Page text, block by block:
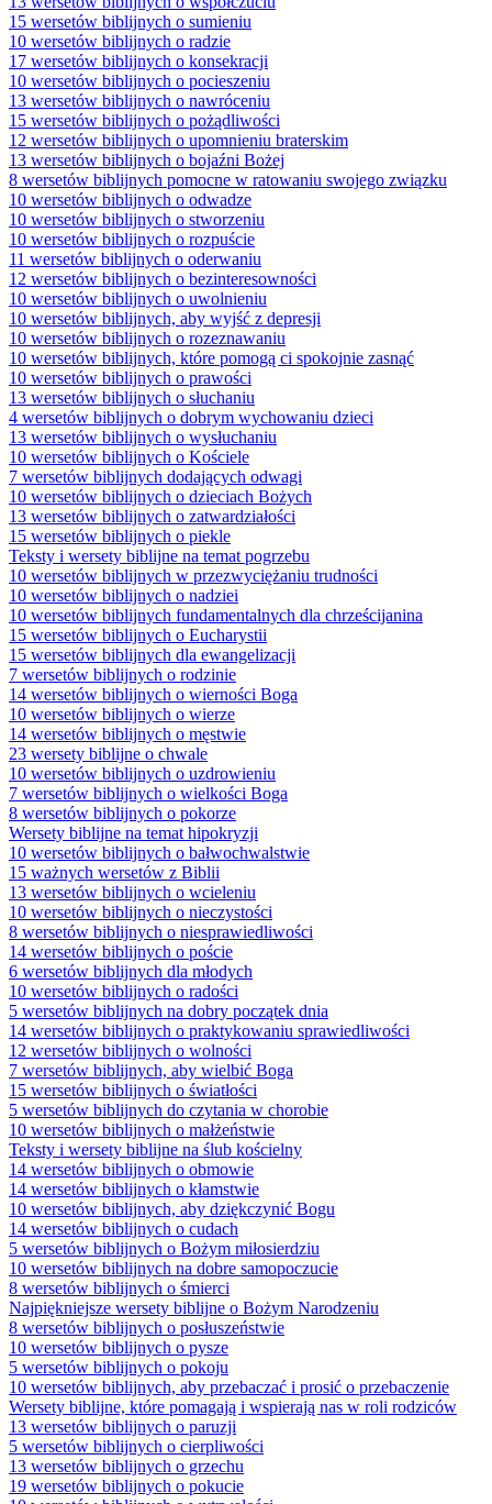
15 wersetów biblijnych o sumieniu
10 wersetów biblijnych o radzie
17 wersetów biblijnych o konsekracji
10 wersetów biblijnych o pocieszeniu
13 wersetów biblijnych o nawróceniu
15 wersetów biblijnych o pożądliwości
12 wersetów biblijnych o upomnieniu braterskim
13 wersetów biblijnych o bojaźni Bożej
8 wersetów biblijnych pomocne w ratowaniu swojego związku
10 wersetów biblijnych o odwadze
10 wersetów biblijnych o stworzeniu
10 wersetów biblijnych o rozpuście
11 wersetów biblijnych o oderwaniu
12 wersetów biblijnych o bezinteresowności
10 wersetów biblijnych o uwolnieniu
10 wersetów biblijnych, aby wyjść z depresji
10 wersetów biblijnych o rozeznawaniu
10 wersetów biblijnych, które pomogą ci spokojnie zasnąć
10 wersetów biblijnych o prawości
13 wersetów biblijnych o słuchaniu
4 wersetów biblijnych o dobrym wychowaniu dzieci
13 wersetów biblijnych o wysłuchaniu
10 wersetów biblijnych o Kościele
7 wersetów biblijnych dodających odwagi
10 wersetów biblijnych o dzieciach Bożych
13 wersetów biblijnych o zatwardziałości
15 wersetów biblijnych o piekle
Teksty i wersety biblijne na temat pogrzebu
10 wersetów biblijnych w przezwyciężaniu trudności
10 wersetów biblijnych o nadziei
10 wersetów biblijnych fundamentalnych dla chrześcijanina
15 wersetów biblijnych o Eucharystii
15 wersetów biblijnych dla ewangelizacji
7 wersetów biblijnych o rodzinie
14 wersetów biblijnych o wierności Boga
10 wersetów biblijnych o wierze
14 wersetów biblijnych o męstwie
23 wersety biblijne o chwale
10 wersetów biblijnych o uzdrowieniu
7 wersetów biblijnych o wielkości Boga
8 wersetów biblijnych o pokorze
Wersety biblijne na temat hipokryzji
10 wersetów biblijnych o bałwochwalstwie
15 ważnych wersetów z Biblii
13 wersetów biblijnych o wcieleniu
10 wersetów biblijnych o nieczystości
8 wersetów biblijnych o niesprawiedliwości
14 wersetów biblijnych o poście
6 wersetów biblijnych dla młodych
10 wersetów biblijnych o radości
5 wersetów biblijnych na dobry początek dnia
14 wersetów biblijnych o praktykowaniu sprawiedliwości
12 wersetów biblijnych o wolności
7 wersetów biblijnych, aby wielbić Boga
15 wersetów biblijnych o światłości
5 wersetów biblijnych do czytania w chorobie
10 wersetów biblijnych o małżeństwie
Teksty i wersety biblijne na ślub kościelny
14 wersetów biblijnych o obmowie
14 wersetów biblijnych o kłamstwie
10 wersetów biblijnych, aby dziękczynić Bogu
14 wersetów biblijnych o cudach
5 wersetów biblijnych o Bożym miłosierdziu
10 wersetów biblijnych na dobre samopoczucie
8 wersetów biblijnych o śmierci
Najpiękniejsze wersety biblijne o Bożym Narodzeniu
8 wersetów biblijnych o posłuszeństwie
10 wersetów biblijnych o pysze
5 wersetów biblijnych o pokoju
10 wersetów biblijnych, aby przebaczać i prosić o przebaczenie
Wersety biblijne, które pomagają i wspierają nas w roli rodziców
13 wersetów biblijnych o paruzji
5 wersetów biblijnych o cierpliwości
13 wersetów biblijnych o grzechu
19 wersetów biblijnych o pokucie